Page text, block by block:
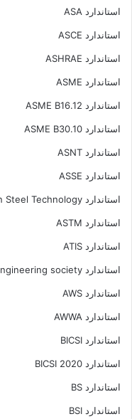
استاندارد ASA
استاندارد ASCE
استاندارد ASHRAE
استاندارد ASME
استاندارد ASME B16.12
استاندارد ASME B30.10
استاندارد ASNT
استاندارد ASSE
استاندارد Association for Iron Steel Technology
استاندارد ASTM
استاندارد ATIS
استاندارد Audio Engineering society
استاندارد AWS
استاندارد AWWA
استاندارد BICSI
استاندارد BICSI 2020
استاندارد BS
استاندارد BSI